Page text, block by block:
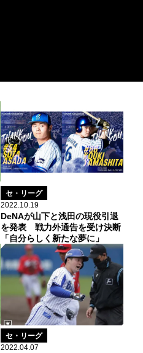
セ・リーグ
2022.10.19
DeNAが山下と浅田の現役引退
を発表 戦力外通告を受け決断
「自分らしく新たな夢に」
セ・リーグ
2022.04.07